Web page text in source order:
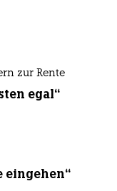
zur Rente
egal“
eingehen“